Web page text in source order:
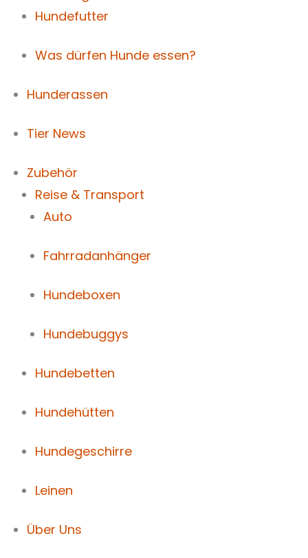
Hundefutter
Was dürfen Hunde essen?
Hunderassen
Tier News
Zubehör
Reise & Transport
Auto
Fahrradanhänger
Hundeboxen
Hundebuggys
Hundebetten
Hundehütten
Hundegeschirre
Leinen
Über Uns